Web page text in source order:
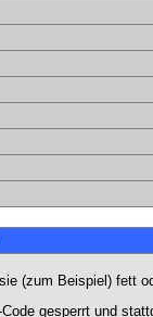
(zum Beispiel) fett
gesperrt und